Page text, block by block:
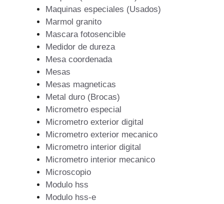
Maquinas especiales (Usados)
Marmol granito
Mascara fotosencible
Medidor de dureza
Mesa coordenada
Mesas
Mesas magneticas
Metal duro (Brocas)
Micrometro especial
Micrometro exterior digital
Micrometro exterior mecanico
Micrometro interior digital
Micrometro interior mecanico
Microscopio
Modulo hss
Modulo hss-e